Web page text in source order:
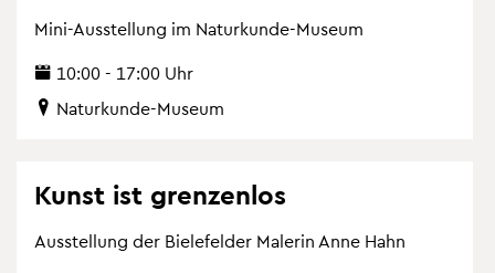
Mini-Aus­stel­lung im Na­tur­kun­de-Mu­se­um
10:00 - 17:00 Uhr
Na­tur­kun­de-Mu­se­um
Kunst ist gren­zen­los
Aus­stel­lung der Bie­le­fel­der Ma­le­rin Anne Hahn